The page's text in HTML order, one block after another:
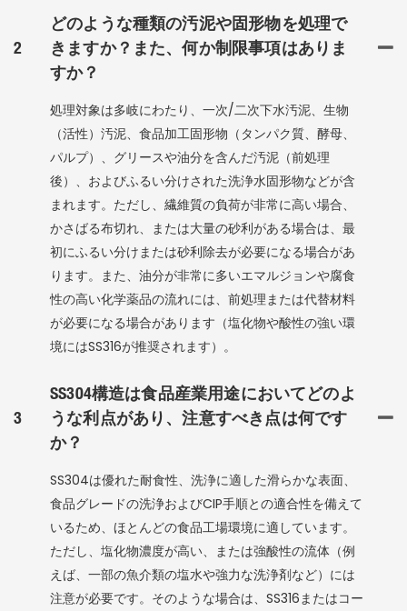
2
どのような種類の汚泥や固形物を処理で
きますか？また、何か制限事項はありま
すか？
処理対象は多岐にわたり、一次/二次下水汚泥、生物
（活性）汚泥、食品加工固形物（タンパク質、酵母、
パルプ）、グリースや油分を含んだ汚泥（前処理
後）、およびふるい分けされた洗浄水固形物などが含
まれます。ただし、繊維質の負荷が非常に高い場合、
かさばる布切れ、または大量の砂利がある場合は、最
初にふるい分けまたは砂利除去が必要になる場合があ
ります。また、油分が非常に多いエマルジョンや腐食
性の高い化学薬品の流れには、前処理または代替材料
が必要になる場合があります（塩化物や酸性の強い環
境にはSS316が推奨されます）。
3
SS304構造は食品産業用途においてどのよ
うな利点があり、注意すべき点は何です
か？
SS304は優れた耐食性、洗浄に適した滑らかな表面、
食品グレードの洗浄およびCIP手順との適合性を備えて
いるため、ほとんどの食品工場環境に適しています。
ただし、塩化物濃度が高い、または強酸性の流体（例
えば、一部の魚介類の塩水や強力な洗浄剤など）には
注意が必要です。そのような場合は、SS316またはコー